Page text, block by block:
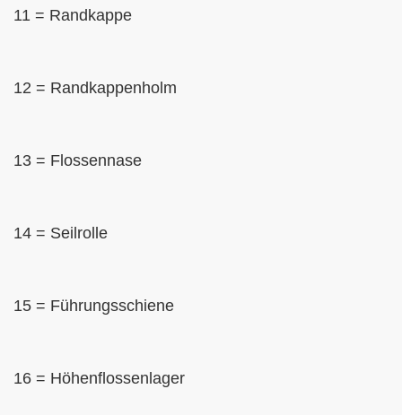
11 = Randkappe
12 = Randkappenholm
13 = Flossennase
14 = Seilrolle
15 = Führungsschiene
16 = Höhenflossenlager